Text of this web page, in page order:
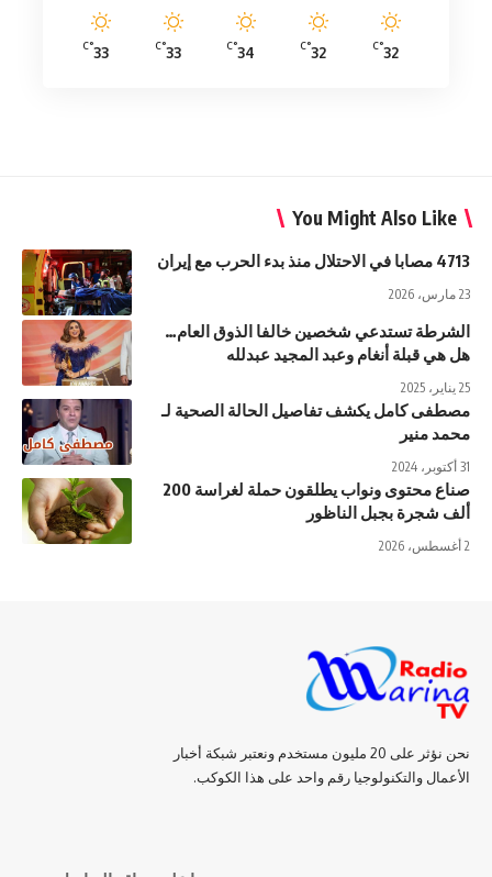
32
°C
32
°C
34
°C
33
°C
33
°C
You Might Also Like
4713 مصابا في الاحتلال منذ بدء الحرب مع إيران
23 مارس، 2026
الشرطة تستدعي شخصين خالفا الذوق العام…
هل هي قبلة أنغام وعبد المجيد عبدلله
25 يناير، 2025
مصطفى كامل يكشف تفاصيل الحالة الصحية لـ
محمد منير
31 أكتوبر، 2024
صناع محتوى ونواب يطلقون حملة لغراسة 200
ألف شجرة بجبل الناظور
2 أغسطس، 2026
نحن نؤثر على 20 مليون مستخدم ونعتبر شبكة أخبار
الأعمال والتكنولوجيا رقم واحد على هذا الكوكب.